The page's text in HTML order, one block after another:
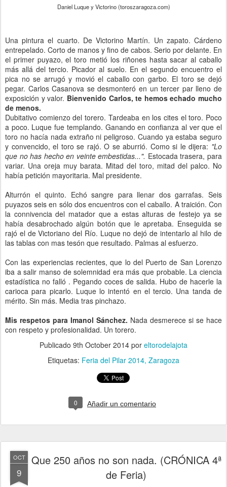
Daniel Luque y Victorino (toroszaragoza.com)
Una pintura el cuarto. De Victorino Martín. Un zapato. Cárdeno
entrepelado. Corto de manos y fino de cabos. Serio por delante. En
el primer puyazo, el toro metió los riñones hasta sacar al caballo
más allá del tercio. Picador al suelo. En el segundo encuentro el
pica no se arrugó y movió el caballo con garbo. El toro se dejó
pegar. Carlos Casanova se desmonteró en un tercer par lleno de
exposición y valor. Bienvenido Carlos, te hemos echado mucho
de menos.
Dubitativo comienzo del torero. Tardeaba en los cites el toro. Poco
a poco. Luque fue templando. Ganando en confianza al ver que el
toro no hacía nada extraño ni peligroso. Cuando ya estaba seguro
y convencido, el toro se rajó. O se aburrió. Como si le dijera: "Lo
que no has hecho en veinte embestidas...". Estocada trasera, para
variar. Una oreja muy barata. Mitad del toro, mitad del palco. No
había petición mayoritaria. Mal presidente.
Alturrón el quinto. Echó sangre para llenar dos garrafas. Seis
puyazos seis en sólo dos encuentros con el caballo. A traición. Con
la connivencia del matador que a estas alturas de festejo ya se
había desabrochado algún botón que le apretaba. Enseguida se
rajó el de Victoriano del Río. Luque no dejó de intentarlo al hilo de
las tablas con mas tesón que resultado. Palmas al esfuerzo.
Con las experiencias recientes, que lo del Puerto de San Lorenzo
iba a salir manso de solemnidad era más que probable. La ciencia
estadística no falló . Pegando coces de salida. Hubo de hacerle la
carioca para picarlo. Luque lo intentó en el tercio. Una tanda de
mérito. Sin más. Media tras pinchazo.
Mis respetos para Imanol Sánchez. Nada desmerece si se hace
con respeto y profesionalidad. Un torero.
Publicado 9th October 2014 por eltorodelajota
Etiquetas: Feria del Pilar 2014 Zaragoza
0 Añadir un comentario
OCT
9
Que 250 años no son nada. (CRÓNICA 4ª
de Feria)